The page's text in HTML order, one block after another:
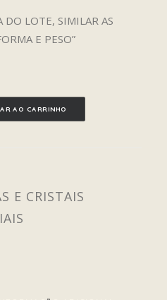
DO LOTE, SIMILAR AS
E PESO”
AO CARRINHO
E CRISTAIS